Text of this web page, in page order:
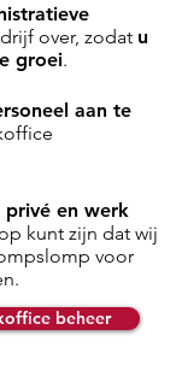
over, zodat u
groei.
aan te
privé en werk
kunt zijn dat wij
voor
beheer